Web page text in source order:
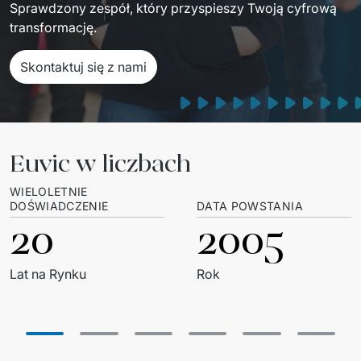
Integracja systemów IT
Sztuczna Inteligencja
↳ AI Transformation
↳ AI Solutions
Migracja Systemów IT
↳ Migracja do chmury Azure
↳ Migracje Chmurowe
Telekomunikacja
Transport i Turystyka
Start-upy i Scale-upy
Sprzęt drukujący - sklep
Podcast
Kraje
Sprawdzony zespół, który przyspieszy Twoją cyfrową
transformację.
Skontaktuj się z nami
Euvic w liczbach
WIELOLETNIE
DOŚWIADCZENIE
20
Lat na Rynku
DATA POWSTANIA
2005
Rok